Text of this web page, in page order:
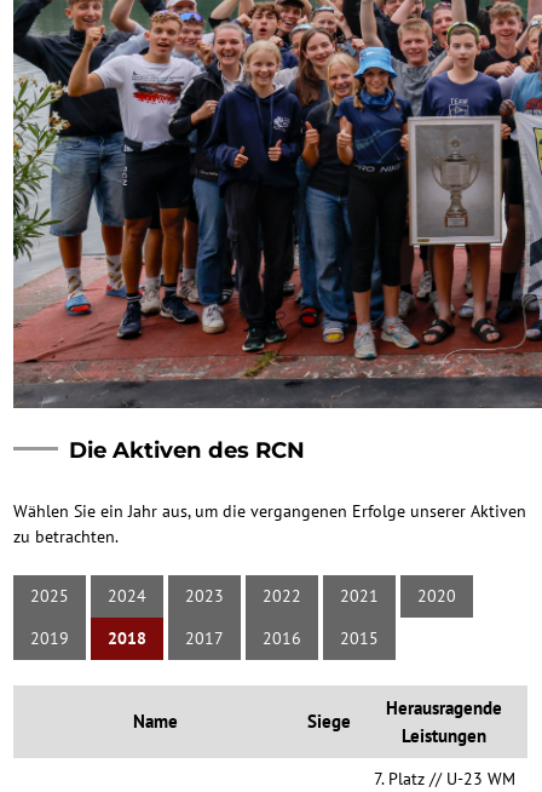
Die Aktiven des RCN
Wählen Sie ein Jahr aus, um die vergangenen Erfolge unserer Aktiven
zu betrachten.
2025 2024 2023 2022 2021
2020
2019
2018 2017 2016 2015
Name Siege
Herausragende
Leistungen
7. Platz // U-23 WM